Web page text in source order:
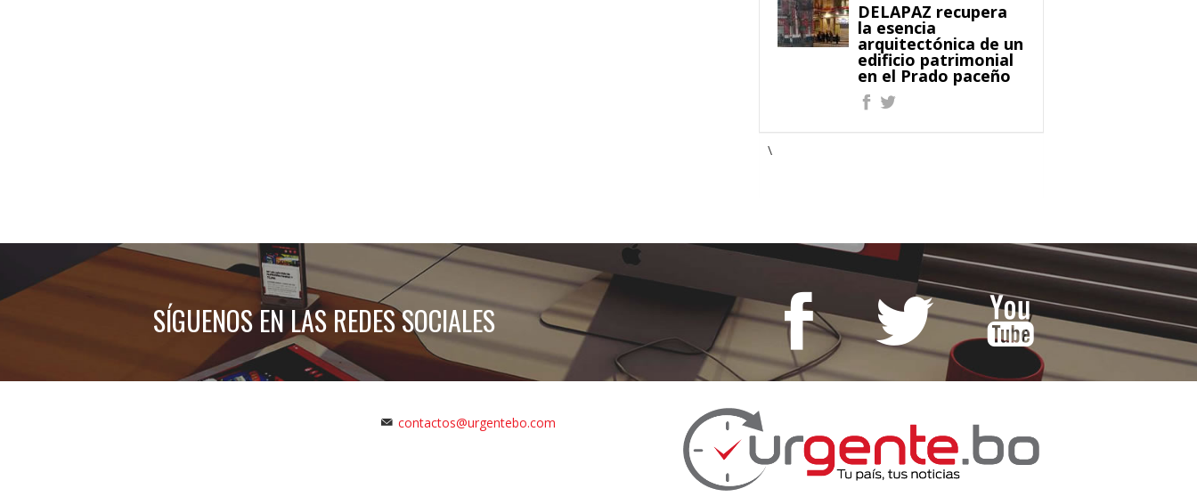
DELAPAZ recupera
la esencia
arquitectónica de un
edificio patrimonial
en el Prado paceño
\
SÍGUENOS EN LAS REDES SOCIALES
contactos@urgentebo.com